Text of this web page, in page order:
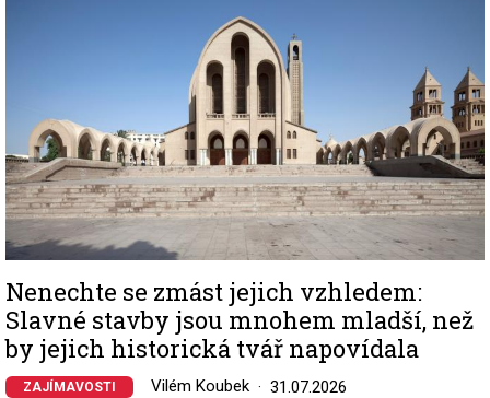
Nenechte se zmást jejich vzhledem:
Slavné stavby jsou mnohem mladší, než
by jejich historická tvář napovídala
ZAJÍMAVOSTI Vilém Koubek 31.07.2026